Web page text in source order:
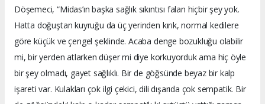
Döşemeci, “Midas’ın başka sağlık sıkıntısı falan hiçbir şey yok.
Hatta doğuştan kuyruğu da üç yerinden kırık, normal kedilere
göre küçük ve çengel şeklinde. Acaba denge bozukluğu olabilir
mi, bir yerden atlarken düşer mi diye korkuyorduk ama hiç öyle
bir şey olmadı, gayet sağlıklı. Bir de göğsünde beyaz bir kalp
işareti var. Kulakları çok ilgi çekici, dili dışarıda çok sempatik. Bir